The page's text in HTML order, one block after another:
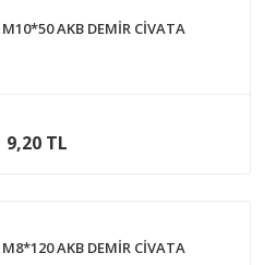
M10*50 AKB DEMİR CİVATA
9,20 TL
M8*120 AKB DEMİR CİVATA